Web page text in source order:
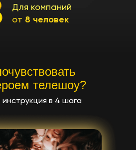
Для компаний
от 8 человек
телешоу?
инструкция в 4 шага